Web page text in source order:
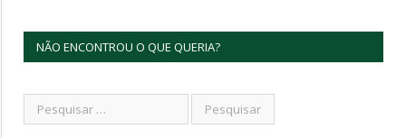
NÃO ENCONTROU O QUE QUERIA?